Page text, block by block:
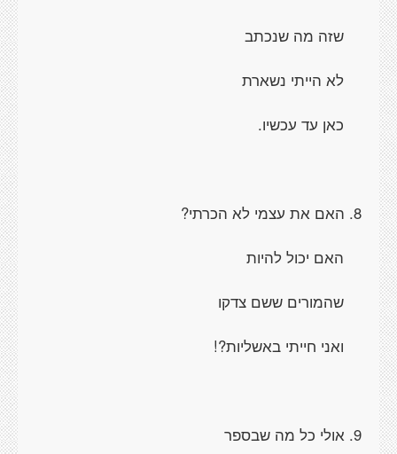
שזה מה שנכתב
לא הייתי נשארת
כאן עד עכשיו.
8. האם את עצמי לא הכרתי?
האם יכול להיות
שהמורים ששם צדקו
ואני חייתי באשליות?!
9. אולי כל מה שבספר